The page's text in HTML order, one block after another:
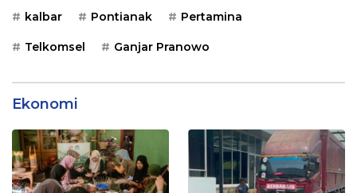
kalbar Pontianak Pertamina
Telkomsel Ganjar Pranowo
Ekonomi